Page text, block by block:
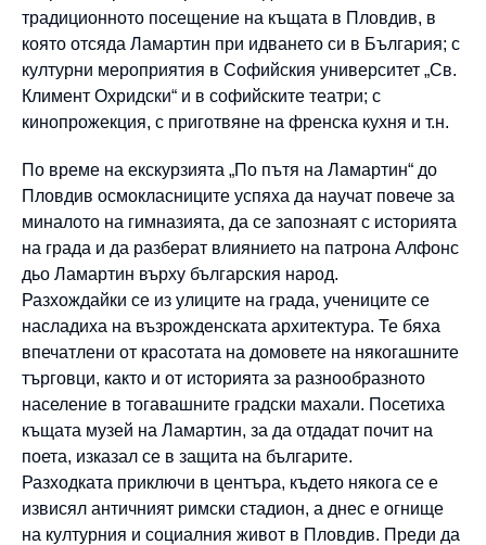
традиционното посещение на къщата в Пловдив, в
която отсяда Ламартин при идването си в България; с
културни мероприятия в Софийския университет „Св.
Климент Охридски“ и в софийските театри; с
кинопрожекция, с приготвяне на френска кухня и т.н.
По време на екскурзията „По пътя на Ламартин“ до
Пловдив осмокласниците успяха да научат повече за
миналото на гимназията, да се запознаят с историята
на града и да разберат влиянието на патрона Алфонс
дьо Ламартин върху българския народ.
Разхождайки се из улиците на града, учениците се
насладиха на възрожденската архитектура. Те бяха
впечатлени от красотата на домовете на някогашните
търговци, както и от историята за разнообразното
население в тогавашните градски махали. Посетиха
къщата музей на Ламартин, за да отдадат почит на
поета, изказал се в защита на българите.
Разходката приключи в центъра, където някога се е
извисял античният римски стадион, а днес е огнище
на културния и социалния живот в Пловдив. Преди да